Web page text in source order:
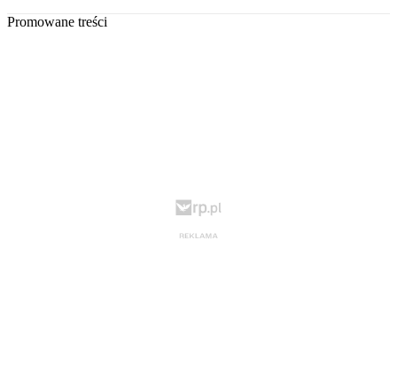
Promowane treści